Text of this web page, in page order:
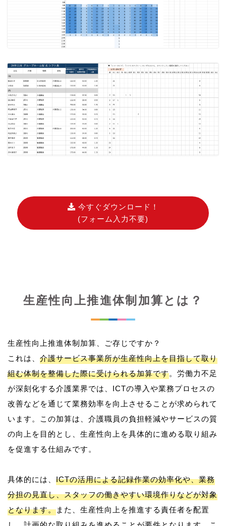
今すぐダウンロード！
(フォーム入力不要)
生産性向上推進体制加算とは？
生産性向上推進体制加算、ご存じですか？
これは、 介護サービス事業所が生産性向上を目指して取り
組む体制を整備した際に受けられる加算です。労働力不足
が深刻化する介護業界では、ICTの導入や業務プロセスの
改善などを通じて業務効率を向上させることが求められて
います。この加算は、介護職員の負担軽減やサービスの質
の向上を目的とし、生産性向上を具体的に進める取り組み
を促進する仕組みです。
具体的には、 ICTの活用による記録作業の効率化や、業務
分担の見直し、スタッフの働きやすい環境作りなどが対象
となります。また、生産性向上を推進する責任者を配置